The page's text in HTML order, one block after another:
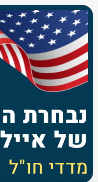
נבחרת
של
מדדי חו"ל